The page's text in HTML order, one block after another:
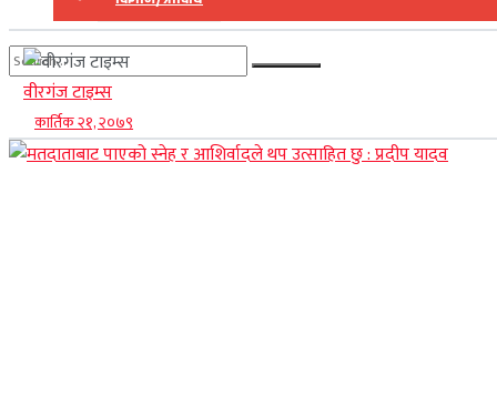
No Result
View All Result
वीरगंज टाइम्स
कार्तिक २१, २०७९